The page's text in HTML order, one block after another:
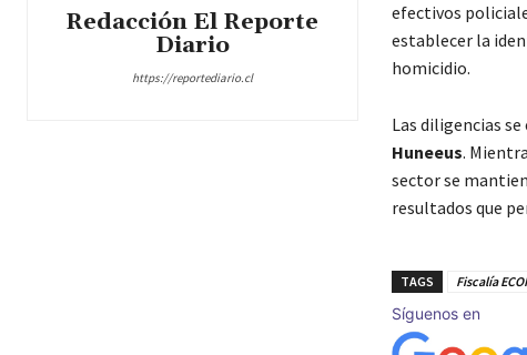
Redacción El Reporte
Diario
https://reportediario.cl
efectivos
establecer la
homicidio.
Las diligencias
Huneeus.
sector se
resultados que
TAGS Fiscalía
Síguenos en